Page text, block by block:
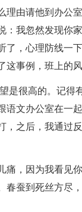
理由请他到办公
：我忽然发现你
了，心理防线一
事例，班上的风
很高的。记得
语文办公室在一
，之后，我通过
，因为我看见
蚕到死丝方尽